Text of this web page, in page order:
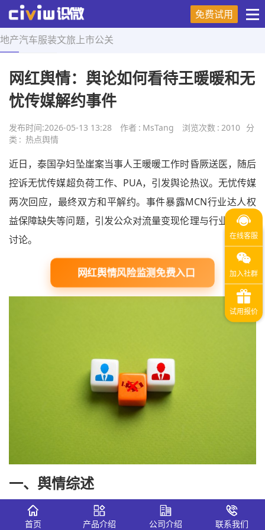
免费试用
地产汽车服装文旅 上市公关
首页 > 热点舆情 > 正文
网红舆情：舆论如何看待王暖暖和无
忧传媒解约事件
发布时间:2026-05-13 13:28 作者 : MsTang 浏览次数 : 2010 分
类 : 热点舆情
近日，泰国孕妇坠崖案当事人王暖暖工作时昏厥送医，随后
控诉无忧传媒超负荷工作、PUA，引发舆论热议。无忧传媒
两次回应，最终双方和平解约。事件暴露MCN行业达人权
益保障缺失等问题，引发公众对流量变现伦理与行业规范的
讨论。
网红舆情风险监测免费入口
一、舆情综述
）当事人 背景
首页 产品介绍 公司介绍 联系我们